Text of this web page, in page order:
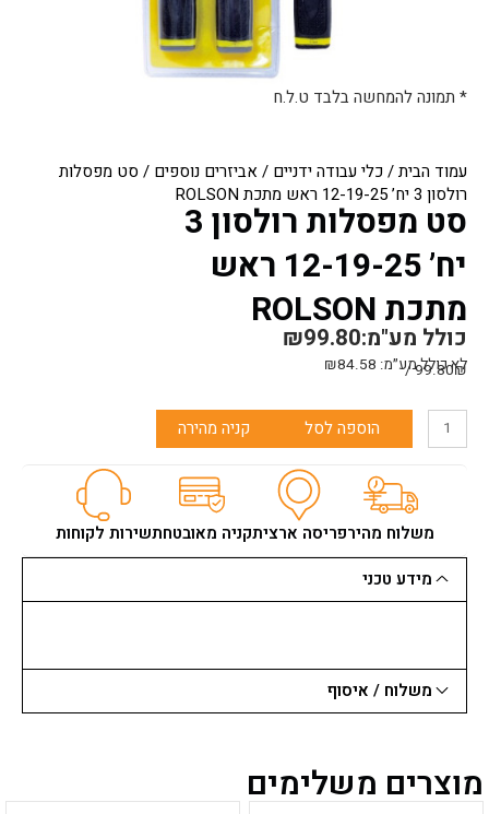
עמוד הבית/כלי עבודה ידניים / אביזרים נוספים / סט מפסלות
רולסון 3 יח’ 12-19-25 ראש מתכת ROLSON
סט מפסלות רולסון 3
יח’ 12-19-25 ראש
מתכת ROLSON
₪99.80כולל מע"מ:
לא כולל מע״מ: ₪84.58
99.80₪ /
כמות
19-
מתכת
ROLSON
הוספה לסל קניה מהירה
משלוח מהירפריסה ארציתקניה מאובטחתשירות לקוחות
מידע טכני
משלוח / איסוף
* תמונה להמחשה בלבד ט.ל.ח
מוצרים משלימים